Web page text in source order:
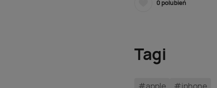
0 polubień
Tagi